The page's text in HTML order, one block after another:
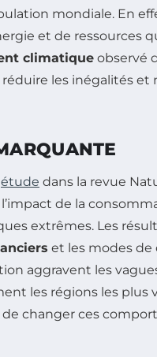
mondiale. En
et de ressources
climatique observé
réduire les inégalités
étude dans la revue
de la
extrêmes. Les
et les modes
aggravent les
les régions les plus
changer ces